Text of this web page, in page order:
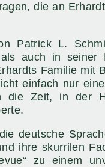
die an
Patrick L.
auch in seiner
Familie mit
einfach nur
die Zeit, in der
deutsche
ihre skurrilen
zu einem